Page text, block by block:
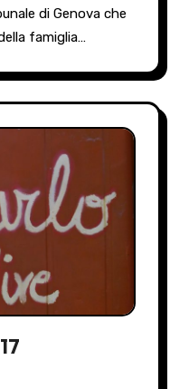
di Genova che
famiglia…